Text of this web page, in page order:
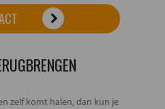
zelf komt halen, dan kun je